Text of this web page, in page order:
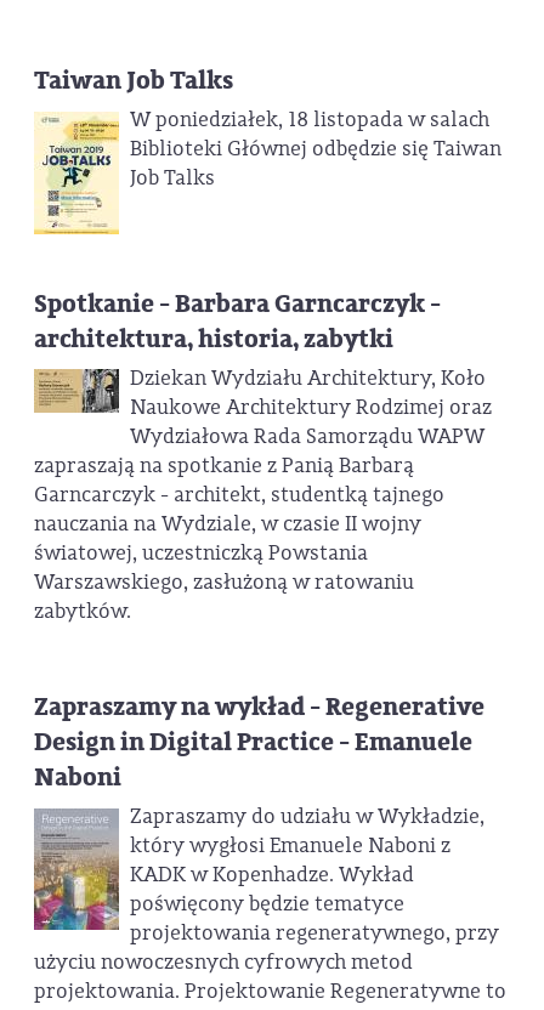
Taiwan Job Talks
W poniedziałek, 18 listopada w salach
Biblioteki Głównej odbędzie się Taiwan
Job Talks
Spotkanie - Barbara Garncarczyk -
architektura, historia, zabytki
Dziekan Wydziału Architektury, Koło
Naukowe Architektury Rodzimej oraz
Wydziałowa Rada Samorządu WAPW
zapraszają na spotkanie z Panią Barbarą
Garncarczyk - architekt, studentką tajnego
nauczania na Wydziale, w czasie II wojny
światowej, uczestniczką Powstania
Warszawskiego, zasłużoną w ratowaniu
zabytków.
Zapraszamy na wykład - Regenerative
Design in Digital Practice - Emanuele
Naboni
Zapraszamy do udziału w Wykładzie,
który wygłosi Emanuele Naboni z
KADK w Kopenhadze. Wykład
poświęcony będzie tematyce
projektowania regeneratywnego, przy
użyciu nowoczesnych cyfrowych metod
projektowania. Projektowanie Regeneratywne to